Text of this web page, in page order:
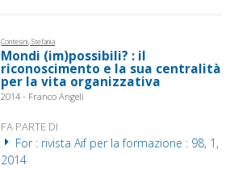
Contesini, Stefania
Mondi (im)possibili? : il
riconoscimento e la sua centralità
per la vita organizzativa
2014 - Franco Angeli
FA PARTE DI
For : rivista Aif per la formazione : 98, 1,
2014